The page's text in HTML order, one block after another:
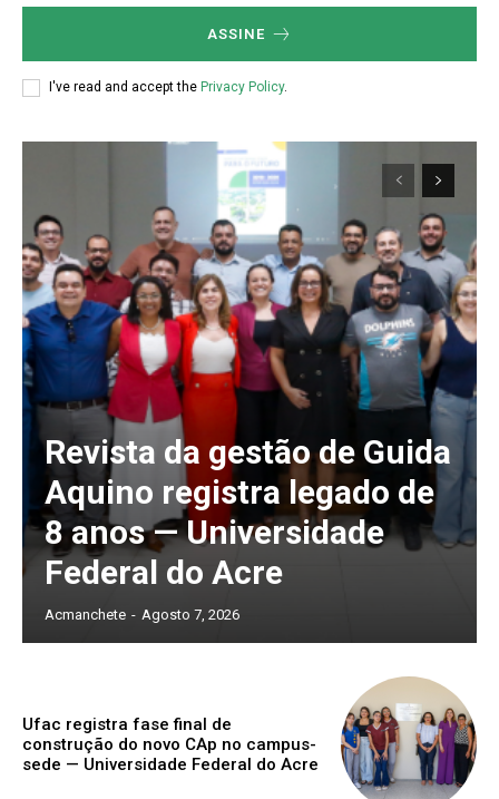
ASSINE
I've read and accept the Privacy Policy.
Revista da gestão de Guida
Aquino registra legado de
8 anos — Universidade
Federal do Acre
Acmanchete - Agosto 7, 2026
Ufac registra fase final de
construção do novo CAp no campus-
sede — Universidade Federal do Acre